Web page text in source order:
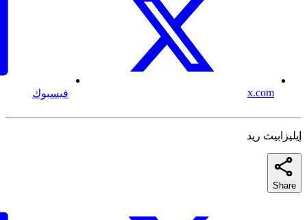
x.com فيسبوك
إيليزابيث ريد
Share